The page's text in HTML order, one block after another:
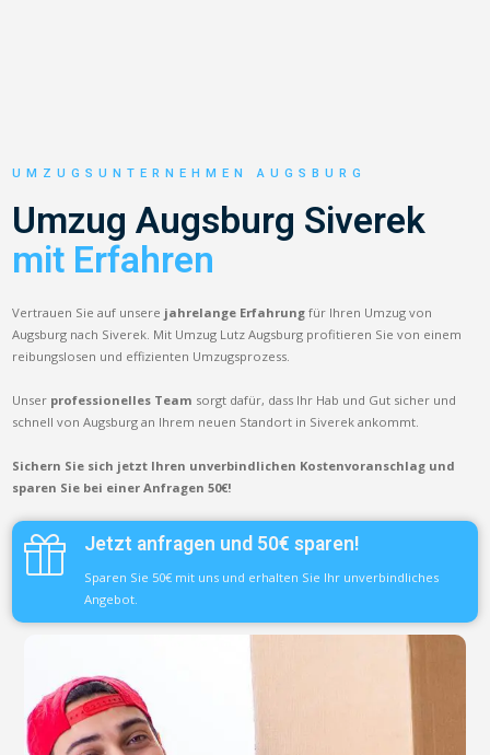
UMZUGSUNTERNEHMEN AUGSBURG
Umzug Augsburg Siverek
mit Erfahren
Vertrauen Sie auf unsere jahrelange Erfahrung für Ihren Umzug von
Augsburg nach Siverek. Mit Umzug Lutz Augsburg profitieren Sie von einem
reibungslosen und effizienten Umzugsprozess.
Unser professionelles Team sorgt dafür, dass Ihr Hab und Gut sicher und
schnell von Augsburg an Ihrem neuen Standort in Siverek ankommt.
Sichern Sie sich jetzt Ihren unverbindlichen Kostenvoranschlag und
sparen Sie bei einer Anfragen 50€!
Jetzt anfragen und 50€ sparen!
Sparen Sie 50€ mit uns und erhalten Sie Ihr unverbindliches
Angebot.